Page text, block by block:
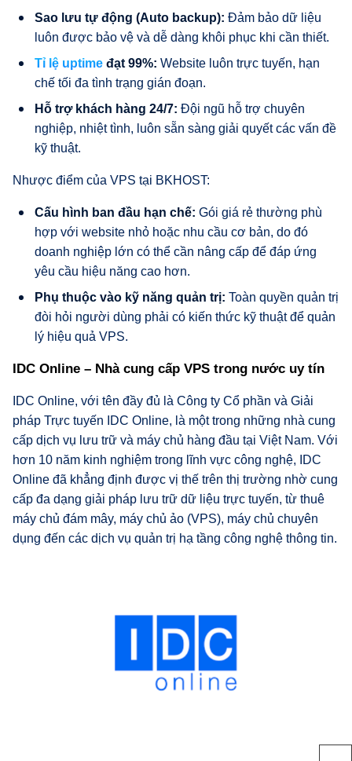
Sao lưu tự động (Auto backup): Đảm bảo dữ liệu
luôn được bảo vệ và dễ dàng khôi phục khi cần thiết.
Tỉ lệ uptime đạt 99%: Website luôn trực tuyến, hạn
chế tối đa tình trạng gián đoạn.
Hỗ trợ khách hàng 24/7: Đội ngũ hỗ trợ chuyên
nghiệp, nhiệt tình, luôn sẵn sàng giải quyết các vấn đề
kỹ thuật.
Nhược điểm của VPS tại BKHOST:
Cấu hình ban đầu hạn chế: Gói giá rẻ thường phù
hợp với website nhỏ hoặc nhu cầu cơ bản, do đó
doanh nghiệp lớn có thể cần nâng cấp để đáp ứng
yêu cầu hiệu năng cao hơn.
Phụ thuộc vào kỹ năng quản trị: Toàn quyền quản trị
đòi hỏi người dùng phải có kiến thức kỹ thuật để quản
lý hiệu quả VPS.
IDC Online – Nhà cung cấp VPS trong nước uy tín
IDC Online, với tên đầy đủ là Công ty Cổ phần và Giải
pháp Trực tuyến IDC Online, là một trong những nhà cung
cấp dịch vụ lưu trữ và máy chủ hàng đầu tại Việt Nam. Với
hơn 10 năm kinh nghiệm trong lĩnh vực công nghệ, IDC
Online đã khẳng định được vị thế trên thị trường nhờ cung
cấp đa dạng giải pháp lưu trữ dữ liệu trực tuyến, từ thuê
máy chủ đám mây, máy chủ ảo (VPS), máy chủ chuyên
dụng đến các dịch vụ quản trị hạ tầng công nghệ thông tin.